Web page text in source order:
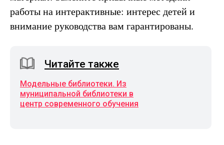
работы на интерактивные: интерес детей и
внимание руководства вам гарантированы.
Читайте также
Модельные библиотеки. Из
муниципальной библиотеки в
центр современного обучения